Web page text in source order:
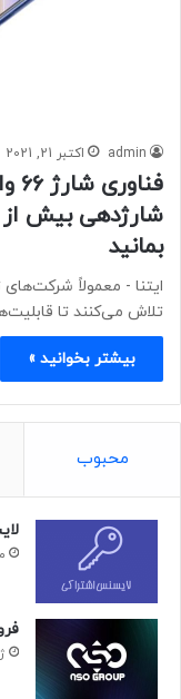
admin اکتبر 21, 2021
بمانید
ایتنا - معمولاً
تلاش می‌کنند تا
بیشتر بخوانید »
محبوب